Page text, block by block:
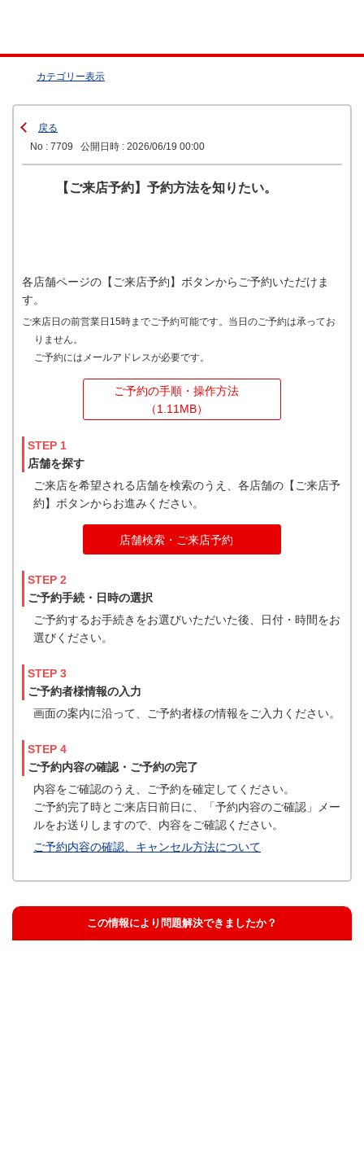
カテゴリー表示
戻る
No : 7709
公開日時 : 2026/06/19 00:00
【ご来店予約】予約方法を知りたい。
各店舗ページの【ご来店予約】ボタンからご予約いただけま
す。
ご来店日の前営業日15時までご予約可能です。当日のご予約は承ってお
りません。
ご予約にはメールアドレスが必要です。
ご予約の手順・操作方法
（1.11MB）
STEP 1
店舗を探す
ご来店を希望される店舗を検索のうえ、各店舗の【ご来店予
約】ボタンからお進みください。
店舗検索・ご来店予約
STEP 2
ご予約手続・日時の選択
ご予約するお手続きをお選びいただいた後、日付・時間をお
選びください。
STEP 3
ご予約者様情報の入力
画面の案内に沿って、ご予約者様の情報をご入力ください。
STEP 4
ご予約内容の確認・ご予約の完了
内容をご確認のうえ、ご予約を確定してください。
ご予約完了時とご来店日前日に、「予約内容のご確認」メー
ルをお送りしますので、内容をご確認ください。
ご予約内容の確認、キャンセル方法について
この情報により問題解決できましたか？